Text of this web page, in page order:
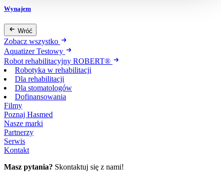
Wynajem
Wróć
Zobacz wszystko
Aquatizer Testowy
Robot rehabilitacyjny ROBERT®
Robotyka w rehabilitacji
Dla rehabilitacji
Dla stomatologów
Dofinansowania
Filmy
Poznaj Hasmed
Nasze marki
Partnerzy
Serwis
Kontakt
Masz pytania? Skontaktuj się z nami!